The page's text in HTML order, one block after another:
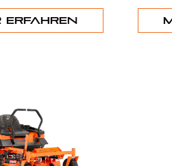
erfahren